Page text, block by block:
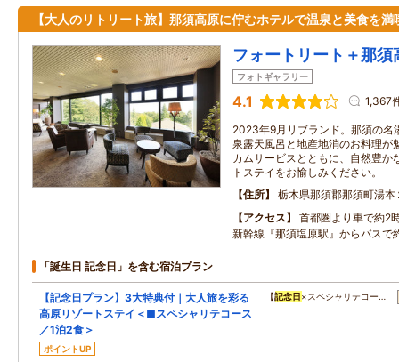
【大人のリトリート旅】那須高原に佇むホテルで温泉と美食を満
フォートリート＋那須
フォトギャラリー
4.1 1,367
2023年9月リブランド。那須の名
泉露天風呂と地産地消のお料理が
カムサービスとともに、自然豊か
トステイをお愉しみください。
住所
栃木県那須郡那須町湯本
アクセス
首都圏より車で約2
新幹線『那須塩原駅』からバスで
「誕生日 記念日」を含む宿泊プラン
【記念日プラン】3大特典付｜大人旅を彩る
高原リゾートステイ＜■スペシャリテコース
／1泊2食＞
ポイントUP
【記念日 ×スペシャリテコー…